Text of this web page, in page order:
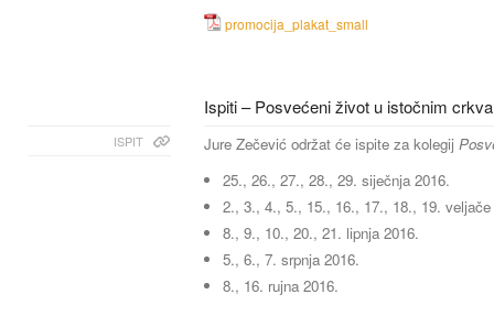
promocija_plakat_small
Ispiti – Posvećeni život u istočnim
ISPIT Jure Zečević održat će ispite za kolegij
25., 26., 27., 28., 29. siječnja 2016.
2., 3., 4., 5., 15., 16., 17., 18., 19. veljače
8., 9., 10., 20., 21. lipnja 2016.
5., 6., 7. srpnja 2016.
8., 16. rujna 2016.